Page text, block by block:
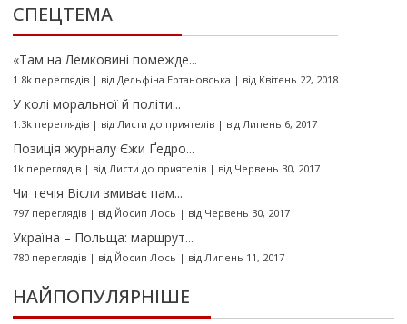
СПЕЦТЕМА
«Там на Лемковині помежде...
1.8k переглядів| від Дельфіна Ертановська | від Квітень 22, 2018
У колі моральної й політи...
1.3k переглядів| від Листи до приятелів| від Липень 6, 2017
Позиція журналу Єжи Ґедро...
1k переглядів| від Листи до приятелів| від Червень 30, 2017
Чи течія Вісли змиває пам...
797 переглядів| від Йосип Лось | від Червень 30, 2017
Україна – Польща: маршрут...
780 переглядів| від Йосип Лось | від Липень 11, 2017
НАЙПОПУЛЯРНІШЕ